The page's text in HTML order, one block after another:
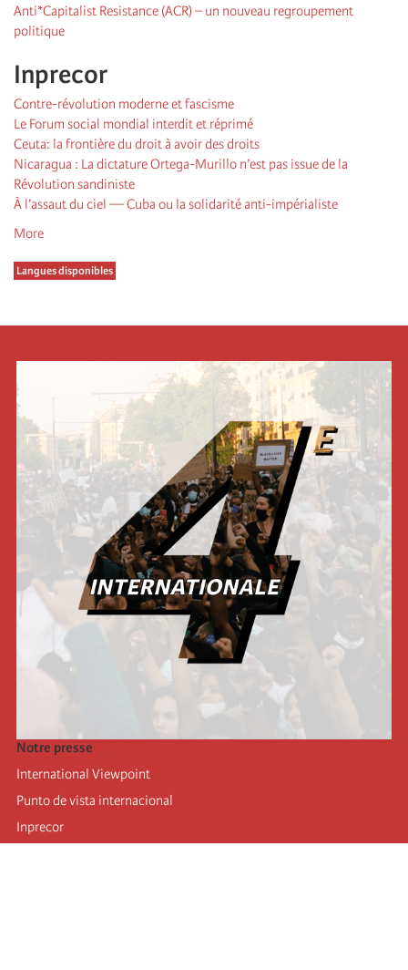
Anti*Capitalist Resistance (ACR) – un nouveau regroupement
politique
Inprecor
Contre-révolution moderne et fascisme
Le Forum social mondial interdit et réprimé
Ceuta: la frontière du droit à avoir des droits
Nicaragua : La dictature Ortega-Murillo n’est pas issue de la
Révolution sandiniste
À l’assaut du ciel — Cuba ou la solidarité anti-impérialiste
More
Langues disponibles
Notre presse
International Viewpoint
Punto de vista internacional
Inprecor